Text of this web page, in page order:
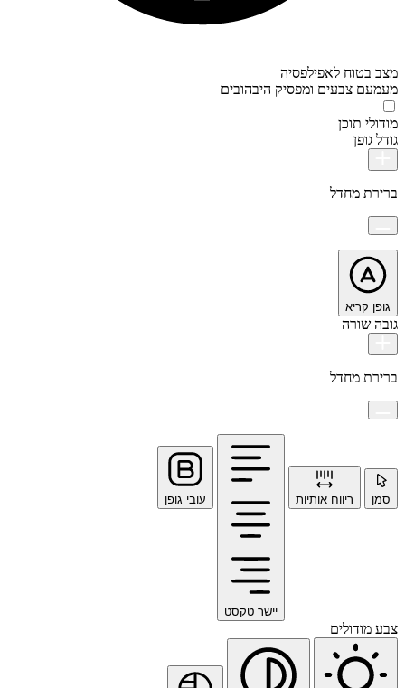
מצב בטוח לאפילפסיה
מעמעם צבעים ומפסיק היבהובים
מודולי תוכן
גודל גופן
ברירת מחדל
גופן קריא
גובה שורה
ברירת מחדל
סמן ריווח אותיות
יישר טקסט
עובי גופן
צבע מודולים